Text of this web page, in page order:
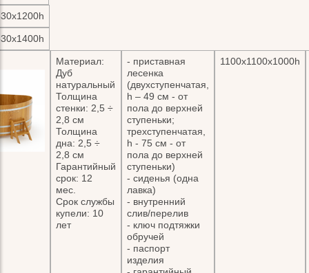
Материал:
Дуб
натуральный
Толщина
стенки: 2,5 ÷
2,8 см
Толщина
дна: 2,5 ÷
2,8 см
Гарантийный
срок: 12
мес.
Срок службы
купели: 10
лет
- приставная
лесенка
(двухступенчатая,
h – 49 см - от
пола до верхней
ступеньки;
трехступенчатая,
h - 75 см - от
пола до верхней
ступеньки)
- сиденья (одна
лавка)
- внутренний
слив/перелив
- ключ подтяжки
обручей
- паспорт
изделия
1100х1100х1000h